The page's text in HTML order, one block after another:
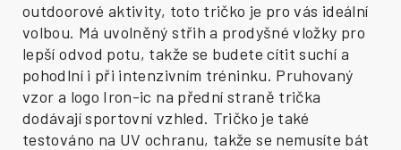
outdoorové aktivity, toto tričko je pro vás ideální
volbou. Má uvolněný střih a prodyšné vložky pro
lepší odvod potu, takže se budete cítit suchí a
pohodlní i při intenzivním tréninku. Pruhovaný
vzor a logo Iron-ic na přední straně trička
dodávají sportovní vzhled. Tričko je také
testováno na UV ochranu, takže se nemusíte bát